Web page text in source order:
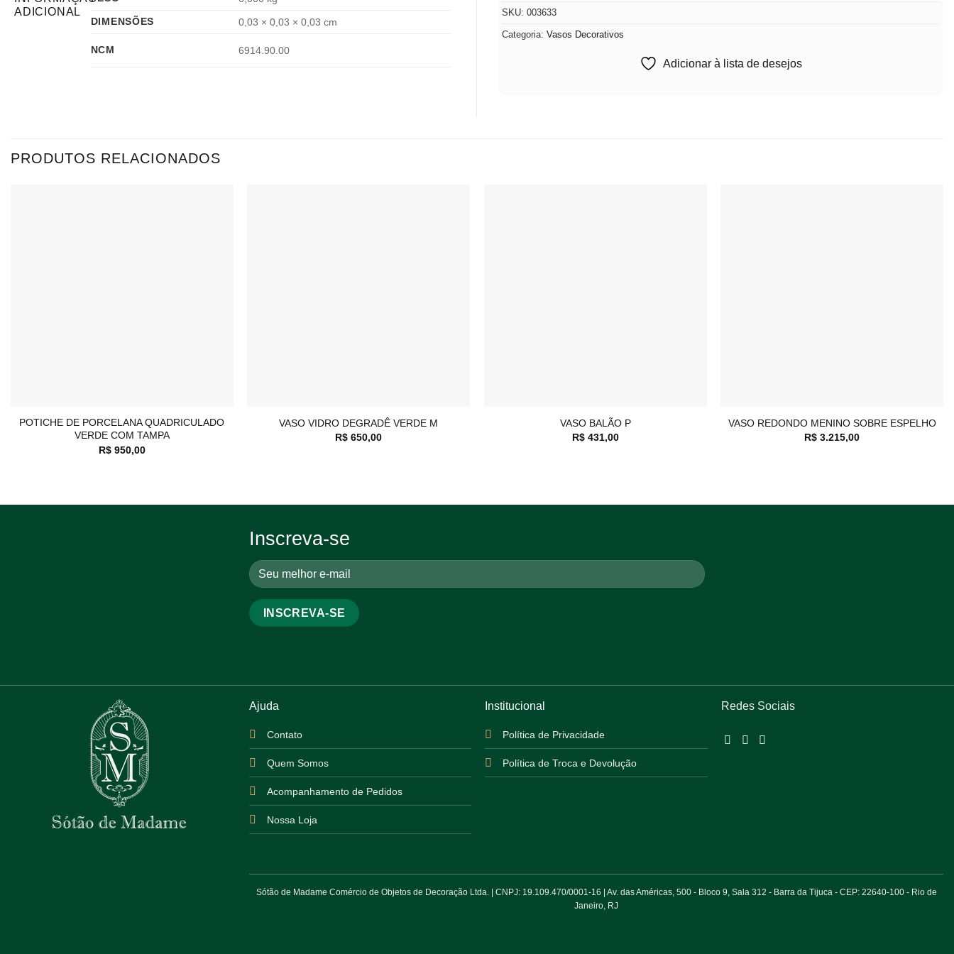
ADICIONAL
DIMENSÕES
0,03 × 0,03 × 0,03 cm
NCM 6914.90.00
SKU: 003633
Categoria: Vasos Decorativos
Adicionar à lista de desejos
PRODUTOS RELACIONADOS
POTICHE DE PORCELANA QUADRICULADO
VERDE COM TAMPA
R$950,00
VASO VIDRO DEGRADÊ VERDE M
R$ 650,00
VASO BALÃO P
R$431,00
VASO REDONDO MENINO SOBRE ESPELHO
R$ 3.215,00
Inscreva-se
Ajuda
Contato
Quem Somos
Acompanhamento de Pedidos
Nossa Loja
Institucional
Política de Privacidade
Política de Troca e Devolução
Redes Sociais
Sótão de Madame Comércio de Objetos de Decoração Ltda. | CNPJ: 19.109.470/0001-16 | Av. das Américas, 500 - Bloco 9, Sala 312 - Barra da Tijuca - CEP: 22640-100 - Rio de
Janeiro, RJ